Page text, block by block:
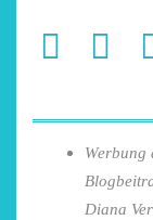
Werbung
Diana